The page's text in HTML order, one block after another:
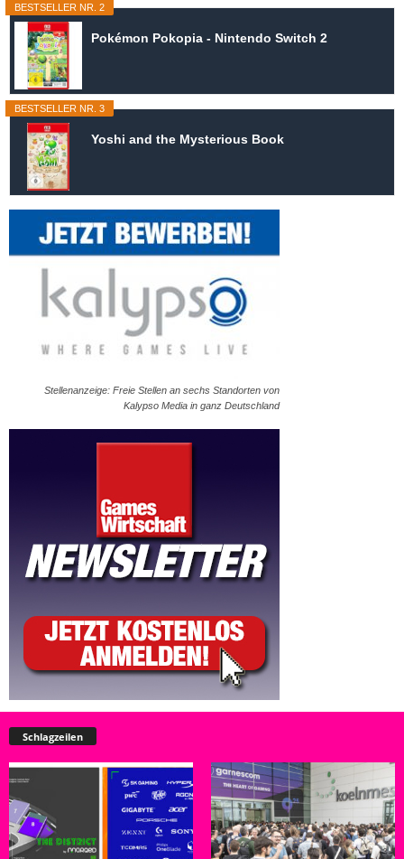
BESTSELLER NR. 2
Pokémon Pokopia - Nintendo Switch 2
BESTSELLER NR. 3
Yoshi and the Mysterious Book
Stellenanzeige: Freie Stellen an sechs Standorten von
Kalypso Media in ganz Deutschland
Schlagzeilen